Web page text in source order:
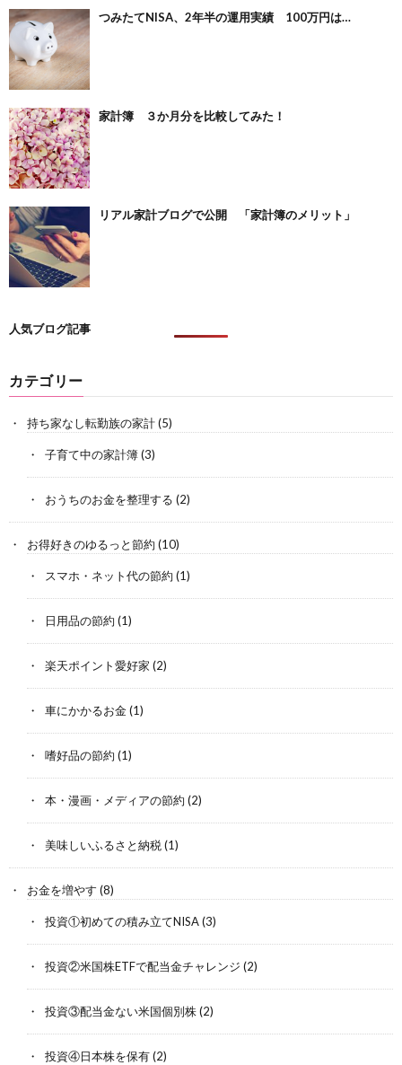
つみたてNISA、2年半の運用実績 100万円は…
家計簿 ３か月分を比較してみた！
リアル家計ブログで公開 「家計簿のメリット」
人気ブログ記事
カテゴリー
持ち家なし転勤族の家計(5)
子育て中の家計簿(3)
おうちのお金を整理する (2)
お得好きのゆるっと節約 (10)
スマホ・ネット代の節約 (1)
日用品の節約 (1)
楽天ポイント愛好家 (2)
車にかかるお金(1)
嗜好品の節約 (1)
本・漫画・メディアの節約 (2)
美味しいふるさと納税(1)
お金を増やす (8)
投資①初めての積み立てNISA(3)
投資②米国株ETFで配当金チャレンジ (2)
投資③配当金ない米国個別株(2)
投資④日本株を保有(2)